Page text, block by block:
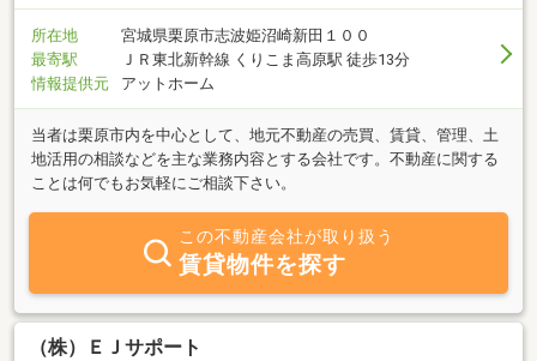
所在地
宮城県栗原市志波姫沼崎新田１００
最寄駅
ＪＲ東北新幹線 くりこま高原駅 徒歩13分
情報提供元
アットホーム
当者は栗原市内を中心として、地元不動産の売買、賃貸、管理、土
地活用の相談などを主な業務内容とする会社です。不動産に関する
ことは何でもお気軽にご相談下さい。
この不動産会社が取り扱う
賃貸物件を探す
（株）ＥＪサポート